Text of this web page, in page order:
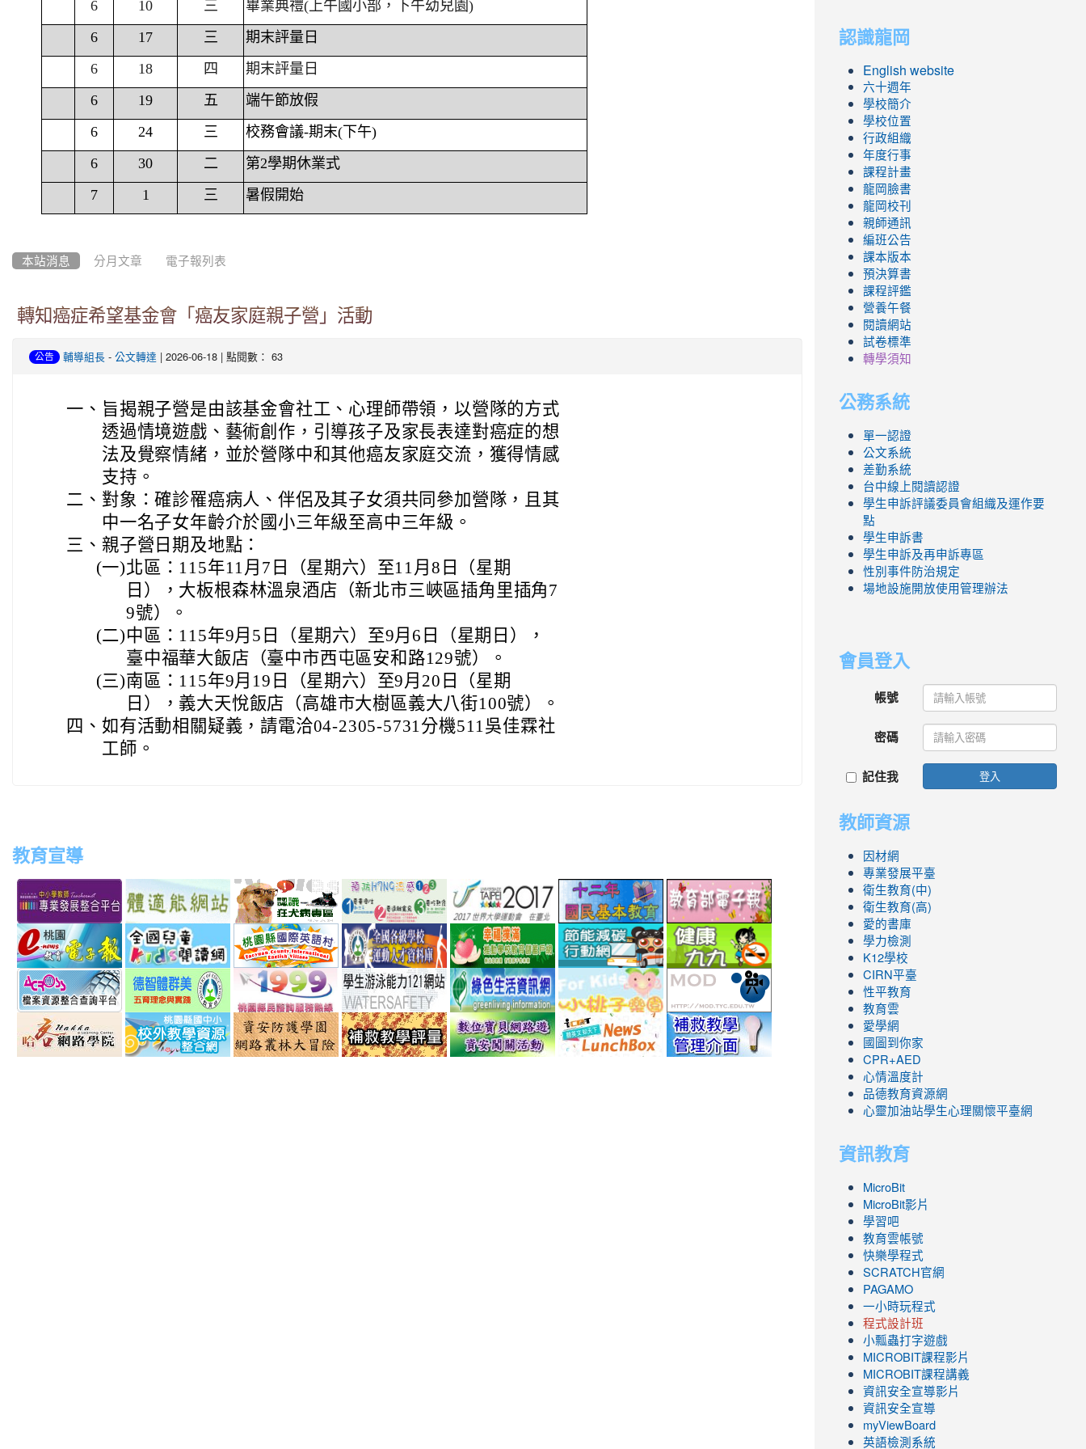
6 10 三
畢業典禮(上午國小部，下午幼兒園)
6
17 三
期末評量日
6
18 四
期末評量日
6
19 五
端午節放假
6
24 三
校務會議-期末(下午)
6
30 二
第2學期休業式
7
1 三 暑假開始
本站消息 分月文章 電子報列表
轉知癌症希望基金會「癌友家庭親子營」活動
公告 輔導組長 - 公文轉達 | 2026-06-18 | 點閱數： 63
一、 旨揭親子營是由該基金會社工、心理師帶領，以營隊的方式
透過情境遊戲、藝術創作，引導孩子及家長表達對癌症的想
法及覺察情緒，並於營隊中和其他癌友家庭交流，獲得情感
支持。
二、 對象：確診罹癌病人、伴侶及其子女須共同參加營隊，且其
中一名子女年齡介於國小三年級至高中三年級。
三、 親子營日期及地點：
(一)北區：115年11月7日（星期六）至11月8日（星期
日），大板根森林溫泉酒店（新北市三峽區插角里插角7
9號）。
(二)中區：115年9月5日（星期六）至9月6日（星期日），
臺中福華大飯店（臺中市西屯區安和路129號）。
(三)南區：115年9月19日（星期六）至9月20日（星期
日），義大天悅飯店（高雄市大樹區義大八街100號）。
四、 如有活動相關疑義，請電洽04-2305-5731分機511吳佳霖社
工師。
教育宣導
to
http://teachernet.moe.edu.tw/MAIN/index.aspx
to
https://airtw.epa.gov.tw/
link
to
http://passport.fitness.org.tw/
link
to
http://www.cdc.gov.tw/rabies
link
to
http://www.perdc.ntnu.edu.tw/anti-
flu/catalog.php?
MainCatalogID=2
link
http://www.taipei2017.com.tw/
link
to
http://12basic.edu.tw/
http://epaper.edu.tw/
link
to
http://163.30.192.132/ http://read.moe.edu.tw/jsp/national_lib/pub/index_page.jsp?
schno=000000
link
to
http://ev.tyc.edu.tw/
link
to
https://athletic.ccu.edu.tw/Excellent/Homepage/index.php
link
to
https://www.edusave.edu.tw/school/school_index.aspx?
school_sn=864
link
to
http://ecolife.epa.gov.tw/cooler/default.aspxhttp://health99.doh.gov.tw/box2/smokefreelife/Default.aspx
link
http://across.archives.gov.tw/
link
http://arteducation.sce.ntnu.edu.tw/fullfive/index.php?
option=com_content&view=frontpage&Itemid=1
link
to
http://www.tycg.gov.tw/main/change_url.aspx?
sn=240
link
to
http://www.sports.url.tw/
link
to
http://greenliving.epa.gov.tw/greenlife/green-
life/index.aspx
link
to
http://kids.tyc.edu.tw/http://mod.tyc.edu.tw/
link
to
link
to
link
to
link
to
link
to
link
to
link
to
link
to
https://exam.tcte.edu.tw/tbt_html/
https://reurl.cc/GmMWYG
https://reurl.cc/pgQORQ
https://airtw.epa.gov.tw/
https://168.motc.gov.tw/theme/safemonth/
認識龍岡
English website
六十週年
學校簡介
學校位置
行政組織
年度行事
課程計畫
龍岡臉書
龍岡校刊
親師通訊
編班公告
課本版本
預決算書
課程評鑑
營養午餐
閱讀網站
試卷標準
轉學須知
公務系統
單一認證
公文系統
差勤系統
台中線上閱讀認證
學生申訴評議委員會組織及運作要
點
學生申訴書
學生申訴及再申訴專區
性別事件防治規定
場地設施開放使用管理辦法
會員登入
帳號
密碼
記住我 登入
教師資源
因材網
專業發展平臺
衛生教育(中)
衛生教育(高)
愛的書庫
學力檢測
K12學校
CIRN平臺
性平教育
教育雲
愛學網
國圖到你家
CPR+AED
心情溫度計
品德教育資源網
心靈加油站學生心理關懷平臺網
資訊教育
MicroBit
MicroBit影片
學習吧
教育雲帳號
快樂學程式
SCRATCH官網
PAGAMO
一小時玩程式
程式設計班
小瓢蟲打字遊戲
link
to
https://www.youtube.com/channel/
ZBGmXwlbUndNA/videos?
view=0&sort=dd&shelf_id=0
MICROBIT課程影片
link
to
https://www.youtube.com/channel/
ZBGmXwlbUndNA/videos?
view=0&sort=dd&shelf_id=0
MICROBIT課程講義
資訊安全宣導影片
資訊安全宣導
myViewBoard
英語檢測系統